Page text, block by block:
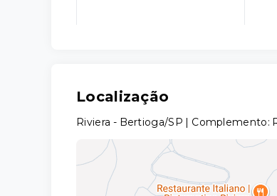
Localização
Riviera - Bertioga/SP | Complemento: